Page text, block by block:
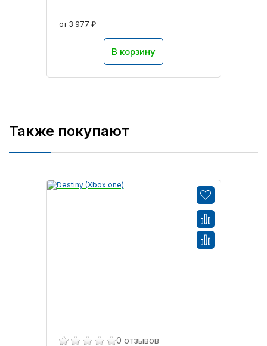
от 3 977 ₽
В корзину
Также покупают
0 отзывов